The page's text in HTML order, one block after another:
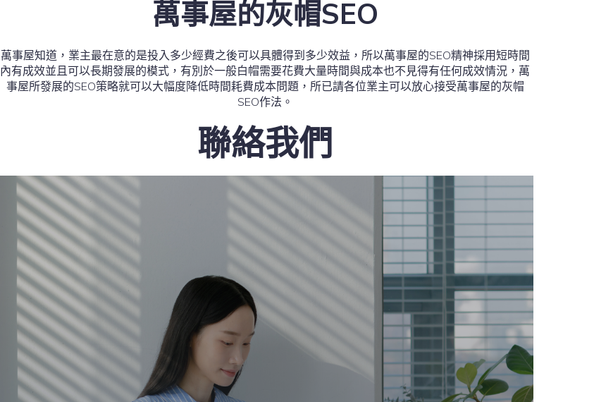
萬事屋的灰帽SEO
萬事屋知道，業主最在意的是投入多少經費之後可以具體得到多少效益，所以萬事屋的SEO精神採用短時間
內有成效並且可以長期發展的模式，有別於一般白帽需要花費大量時間與成本也不見得有任何成效情況，萬
事屋所發展的SEO策略就可以大幅度降低時間耗費成本問題，所已請各位業主可以放心接受萬事屋的灰帽
SEO作法。
聯絡我們